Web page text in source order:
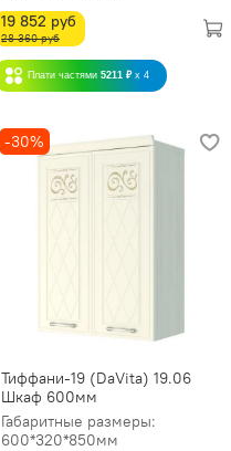
19 852 руб
28 360 руб
Плати частями 5211 ₽ x 4
-30%
Тиффани-19 (DaVita) 19.06
Шкаф 600мм
Габаритные размеры:
600*320*850мм